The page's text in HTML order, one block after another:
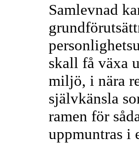
Samlevnad
skall få växa
miljö, i nära
självkänsla
ramen för
uppmuntras i